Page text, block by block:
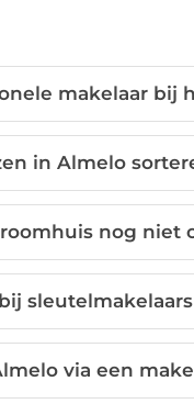
makelaar bij
in Almelo
nog niet
via een